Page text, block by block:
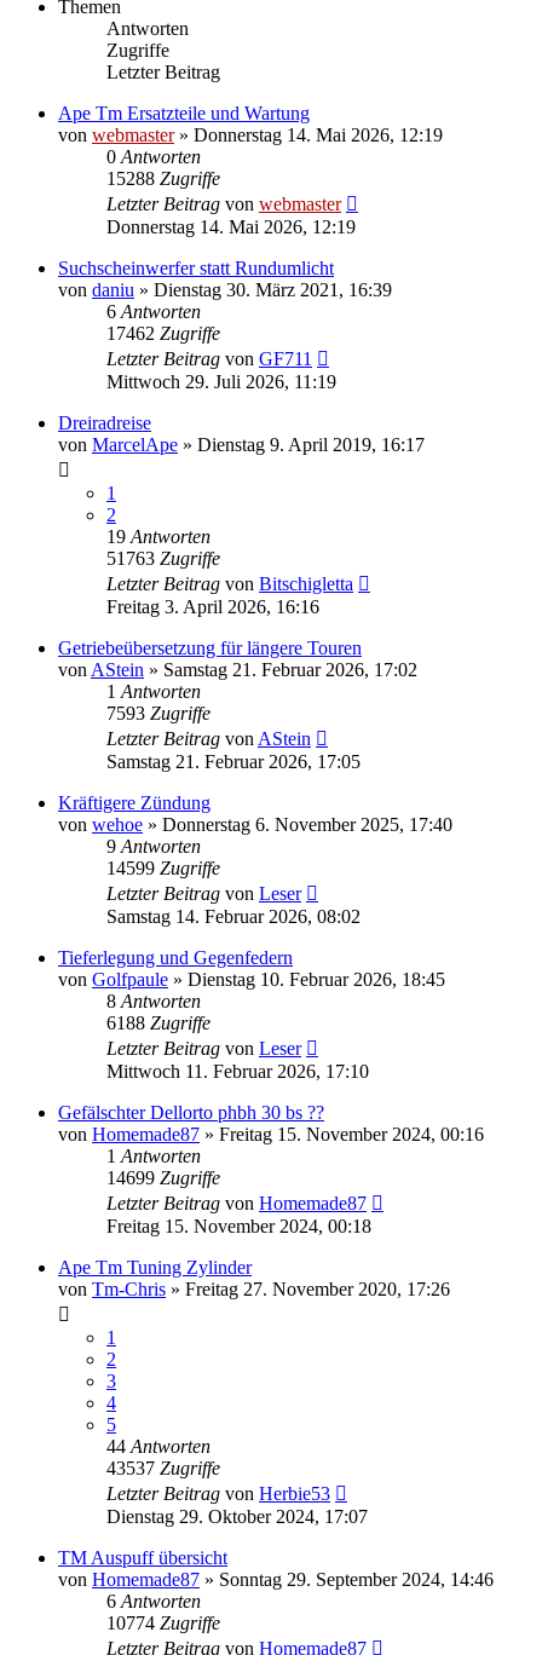
Themen
Antworten
Zugriffe
Letzter Beitrag
Ape Tm Ersatzteile und Wartung
von webmaster» Donnerstag 14. Mai 2026, 12:19
0 Antworten
15288 Zugriffe
Letzter Beitrag von webmaster
Donnerstag 14. Mai 2026, 12:19
Suchscheinwerfer statt Rundumlicht
von daniu » Dienstag 30. März 2021, 16:39
6 Antworten
17462 Zugriffe
Letzter Beitrag von GF711
Mittwoch 29. Juli 2026, 11:19
Dreiradreise
von MarcelApe » Dienstag 9. April 2019, 16:17
1
2
19 Antworten
51763 Zugriffe
Letzter Beitrag von Bitschigletta
Freitag 3. April 2026, 16:16
Getriebeübersetzung für längere Touren
von AStein » Samstag 21. Februar 2026, 17:02
1 Antworten
7593 Zugriffe
Letzter Beitrag von AStein
Samstag 21. Februar 2026, 17:05
Kräftigere Zündung
von wehoe » Donnerstag 6. November 2025, 17:40
9 Antworten
14599 Zugriffe
Letzter Beitrag von Leser
Samstag 14. Februar 2026, 08:02
Tieferlegung und Gegenfedern
von Golfpaule » Dienstag 10. Februar 2026, 18:45
8 Antworten
6188 Zugriffe
Letzter Beitrag von Leser
Mittwoch 11. Februar 2026, 17:10
Gefälschter Dellorto phbh 30 bs ??
von Homemade87 » Freitag 15. November 2024, 00:16
1 Antworten
14699 Zugriffe
Letzter Beitrag von Homemade87
Freitag 15. November 2024, 00:18
Ape Tm Tuning Zylinder
von Tm-Chris » Freitag 27. November 2020, 17:26
1
2
3
4
5
44 Antworten
43537 Zugriffe
Letzter Beitrag von Herbie53
Dienstag 29. Oktober 2024, 17:07
TM Auspuff übersicht
von Homemade87 » Sonntag 29. September 2024, 14:46
6 Antworten
10774 Zugriffe
Letzter Beitrag von Homemade87